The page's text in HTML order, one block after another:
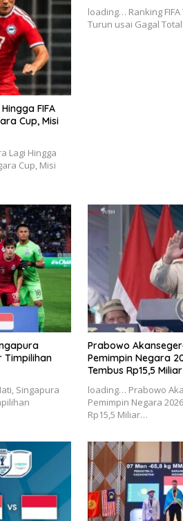
FIFA
Cup, Misi
Lagi Hingga
Cup, Misi
loading… Ranking
Turun usai Gagal Total
Timpilihan
Singapura
Prabowo
Pemimpin Negara
Tembus Rp15,5 Miliar
loading… Prabowo
Pemimpin Negara
Rp15,5 Miliar…